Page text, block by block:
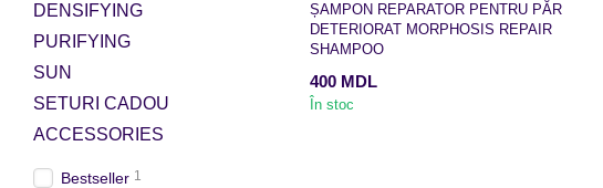
ȘAMPON REPARATOR PENTRU PĂR
DETERIORAT MORPHOSIS REPAIR
SHAMPOO
400 MDL
În stoc
DENSIFYING
PURIFYING
SUN
SETURI CADOU
ACCESSORIES
Bestseller 1